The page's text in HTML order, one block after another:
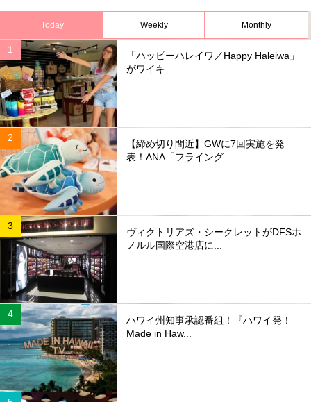
Today Weekly Monthly
「ハッピーハレイワ／Happy Haleiwa」
がワイキ...
【締め切り間近】GWに7回実施を発
表！ANA「フライング...
ヴィクトリアズ・シークレットがDFSホ
ノルル国際空港店に...
ハワイ州知事承認番組！『ハワイ発！
Made in Haw...